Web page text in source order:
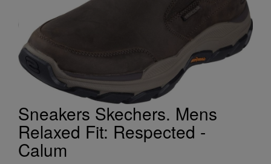
Sneakers Skechers. Mens
Relaxed Fit: Respected -
Calum